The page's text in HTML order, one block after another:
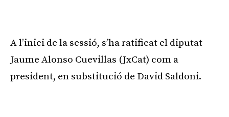
A l’inici de la sessió, s’ha ratificat el diputat
Jaume Alonso Cuevillas (JxCat) com a
president, en substitució de David Saldoni.